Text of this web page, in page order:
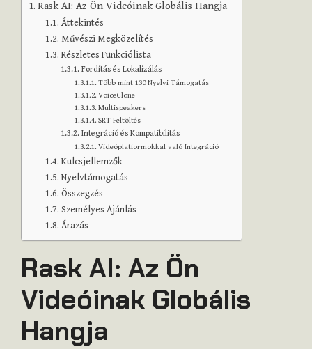
Rask AI: Az Ön Videóinak Globális Hangja
Áttekintés
Művészi Megközelítés
Részletes Funkciólista
Fordítás és Lokalizálás
Több mint 130 Nyelvi Támogatás
VoiceClone
Multispeakers
SRT Feltöltés
Integráció és Kompatibilitás
Videóplatformokkal való Integráció
Kulcsjellemzők
Nyelvtámogatás
Összegzés
Személyes Ajánlás
Árazás
Rask AI: Az Ön
Videóinak Globális
Hangja